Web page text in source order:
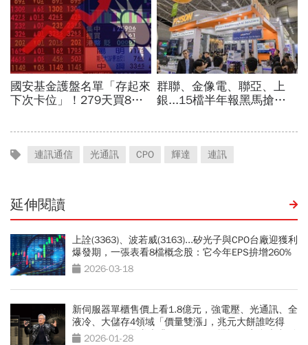
連訊通信 光通訊 CPO 輝達 連訊
延伸閱讀
上詮(3363)、波若威(3163)...矽光子與CPO台廠迎獲利
爆發期，一張表看8檔概念股：它今年EPS拚增260%
2026-03-18
新伺服器單櫃售價上看1.8億元，強電壓、光通訊、全
液冷、大儲存4領域「價量雙漲｣，兆元大餅誰吃得
到？ 輝達AI戰隊大升級 —VR200機櫃56家台廠出列
2026-01-28